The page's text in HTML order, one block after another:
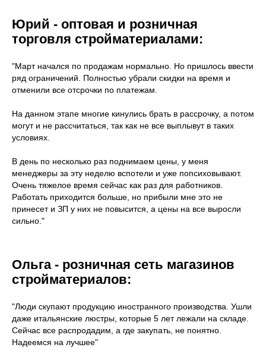
Юрий - оптовая и розничная
торговля стройматериалами:
"Март начался по продажам нормально. Но пришлось ввести
ряд ограничений. Полностью убрали скидки на время и
отменили все отсрочки по платежам.
На данном этапе многие кинулись брать в рассрочку, а потом
могут и не рассчитаться, так как не все выплывут в таких
условиях.
В день по несколько раз поднимаем цены, у меня
менеджеры за эту неделю вспотели и уже попсиховывают.
Очень тяжелое время сейчас как раз для работников.
Работать приходится больше, но прибыли мне это не
принесет и ЗП у них не повысится, а цены на все выросли
сильно."
Ольга - розничная сеть магазинов
стройматериалов:
"Люди скупают продукцию иностранного производства. Ушли
даже итальянские люстры, которые 5 лет лежали на складе.
Сейчас все распродадим, а где закупать, не понятно.
Надеемся на лучшее"